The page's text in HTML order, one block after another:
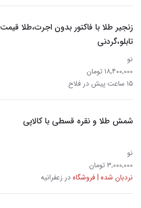
زنجیر طلا با فاکتور بدون اجرت،طلا قیمت
تابلو،گردنی
نو
۱۸,۴۰۰,۰۰۰ تومان
۱۵ ساعت پیش در فلاح
شمش طلا و نقره قسطی با کالاپی
نو
۳,۰۰۰,۰۰۰ تومان
نردبان شده | فروشگاهدر زعفرانیه